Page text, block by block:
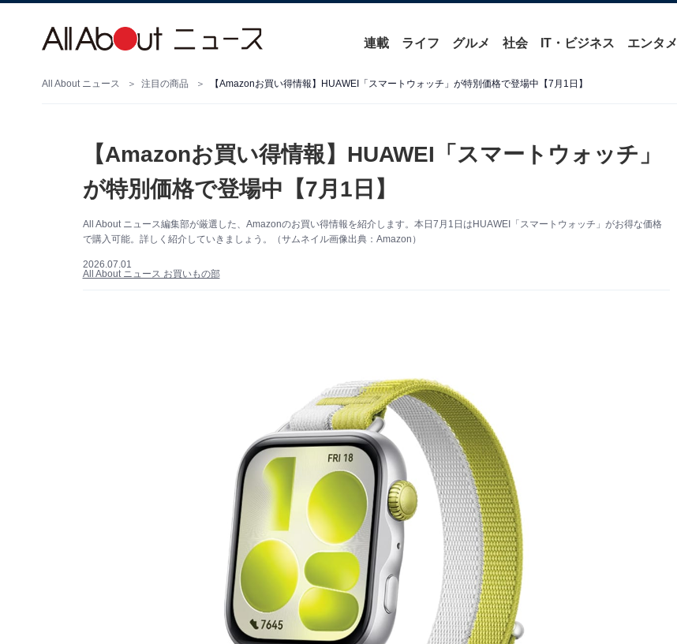
連載 ライフ グルメ 社会 IT・ビジネス エンタメ
All About ニュース 注目の商品 【Amazonお買い得情報】HUAWEI「スマートウォッチ」が特別価格で登場中【7月1日】
【Amazonお買い得情報】HUAWEI「スマートウォッチ」
が特別価格で登場中【7月1日】
All About ニュース編集部が厳選した、Amazonのお買い得情報を紹介します。本日7月1日はHUAWEI「スマートウォッチ」がお得な価格
で購入可能。詳しく紹介していきましょう。（サムネイル画像出典：Amazon）
2026.07.01
All About ニュース お買いもの部